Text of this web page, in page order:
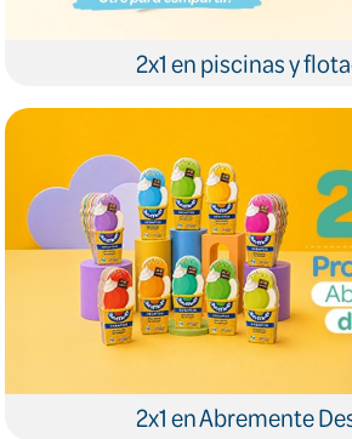
2x1 en piscinas y
2x1 en Abremente